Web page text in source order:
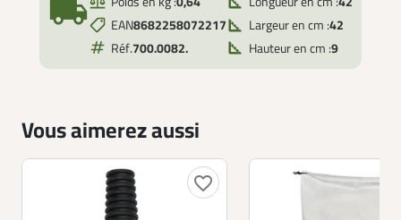
local_shipping
EAN8682258072217
Réf.700.0082.
Largeur en cm :42
Hauteur en cm :9
Vous aimerez aussi
favorite_border